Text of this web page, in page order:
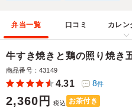
弁当一覧 口コミ カレン
牛すき焼きと鶏の照り焼き
商品番号：43149
4.31 8件
2,360円 税込 お茶付き